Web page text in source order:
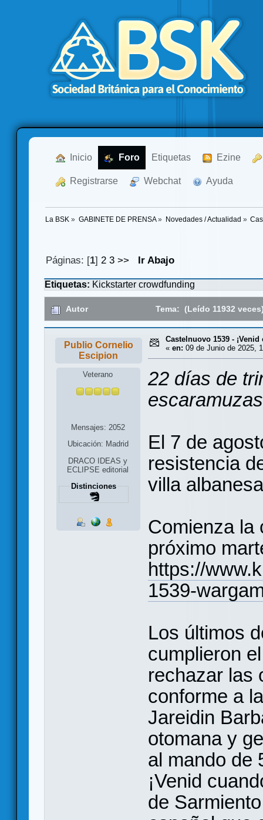
Inicio Foro Etiquetas Ezine
Registrarse Webchat Ayuda
La BSK » GABINETE DE PRENSA» Novedades / Actualidad »
Páginas: [1]2 3 >> Ir Abajo
Etiquetas: Kickstarter crowdfunding
Autor Tema: (Leído 11932
Publio Cornelio
Escipion
Veterano
Mensajes: 2052
Ubicación: Madrid
DRACO IDEAS y
ECLIPSE editorial
Distinciones
Castelnuovo 1539 -
« en: 09 de Junio de 2025,
22 días de
El 7 de
resistencia
villa
Comienza la
próximo
https://
1539-
Los últimos
cumplieron
rechazar las
conforme a
Jareidin
otomana y
al mando de
¡Venid
de